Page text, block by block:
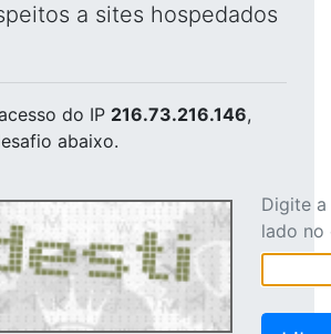
a sites hospedados
do IP 216.73.216.146,
abaixo.
Digite
lado no